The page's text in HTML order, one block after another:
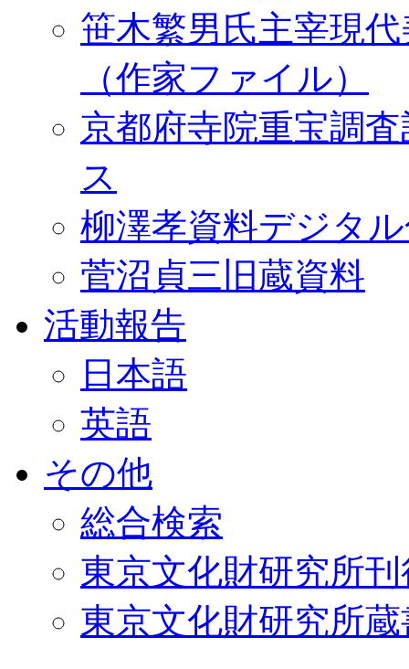
笹木繁男氏主宰現
（作家ファイル）
京都府寺院重宝調
ス
柳澤孝資料デジタ
菅沼貞三旧蔵資料
活動報告
日本語
英語
その他
総合検索
東京文化財研究所
東京文化財研究所